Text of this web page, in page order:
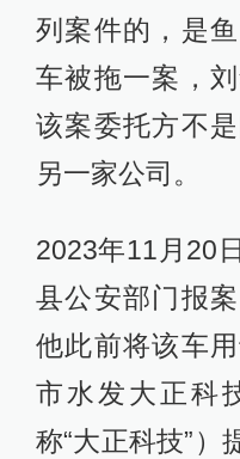
列案件的，是
车被拖一案，
该案委托方不
另一家公司。
2023年11月20
县公安部门报
他此前将该车
市水发大正科
称“大正科技”）